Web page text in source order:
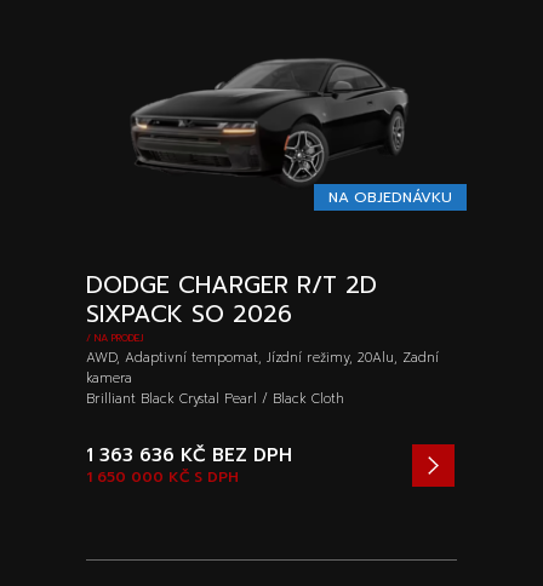
NA OBJEDNÁVKU
DODGE CHARGER R/T 2D
SIXPACK SO 2026
/ NA PRODEJ
AWD, Adaptivní tempomat, Jízdní režimy, 20Alu, Zadní
kamera
Brilliant Black Crystal Pearl / Black Cloth
1 650 000 KČ S DPH
1 363 636 KČ BEZ DPH